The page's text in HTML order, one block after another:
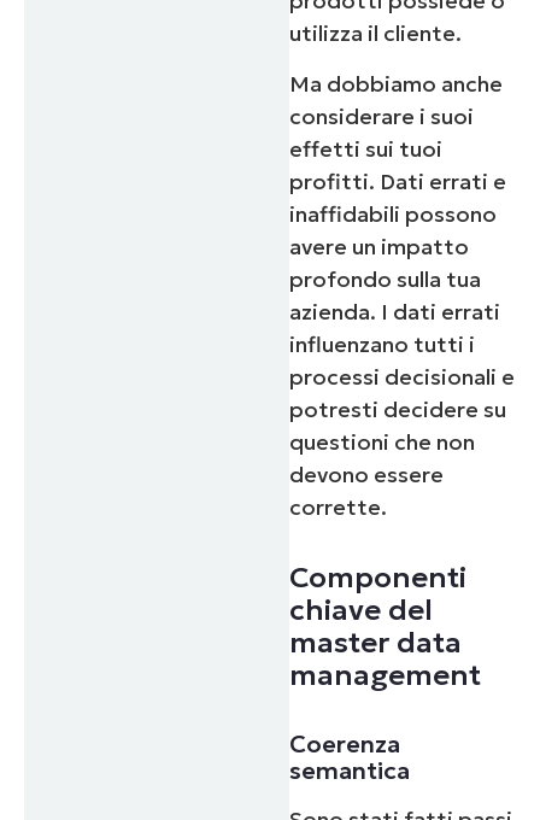
utilizza il cliente.
Ma dobbiamo anche
considerare i suoi
effetti sui tuoi
profitti. Dati errati e
inaffidabili possono
avere un impatto
profondo sulla tua
azienda. I dati errati
influenzano tutti i
processi decisionali e
potresti decidere su
questioni che non
devono essere
corrette.
Componenti
chiave del
master data
management
Coerenza
semantica
Inizia la tua prova di 14 giorni
Nessuna carta di credito richiesta, accesso